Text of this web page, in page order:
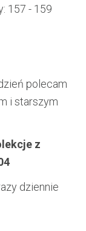
157 - 159
polecam
i starszym
z
dziennie